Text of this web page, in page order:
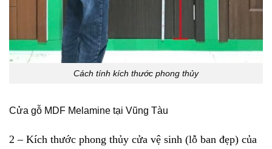
Cách tính kích thước phong thủy
Cửa gỗ MDF Melamine tại Vũng Tàu
2 – Kích thước phong thủy cửa vệ sinh (lỗ ban đẹp) của